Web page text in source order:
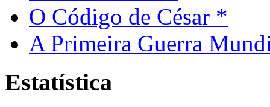
O Código de César *
A Primeira Guerra
Estatística